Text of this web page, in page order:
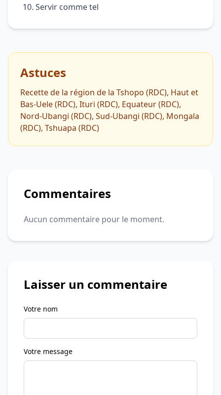
Servir comme tel
Astuces
Recette de la région de la Tshopo (RDC), Haut et
Bas-Uele (RDC), Ituri (RDC), Equateur (RDC),
Nord-Ubangi (RDC), Sud-Ubangi (RDC), Mongala
(RDC), Tshuapa (RDC)
Commentaires
Aucun commentaire pour le moment.
Laisser un commentaire
Votre nom
Votre message